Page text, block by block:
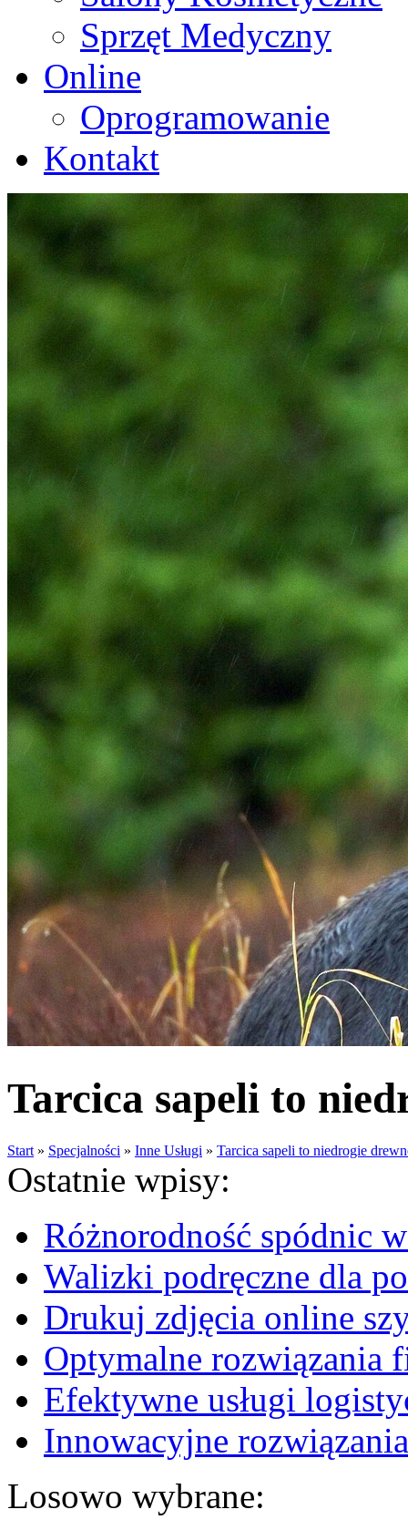
Sprzęt Medyczny
Online
Oprogramowanie
Kontakt
Tarcica sapeli to
Start » Specjalności » Inne Usługi » Tarcica sapeli to niedrogie
Ostatnie wpisy:
Różnorodność spódnic
Walizki podręczne dla
Drukuj zdjęcia online
Optymalne rozwiązania
Efektywne usługi
Innowacyjne
Losowo wybrane: